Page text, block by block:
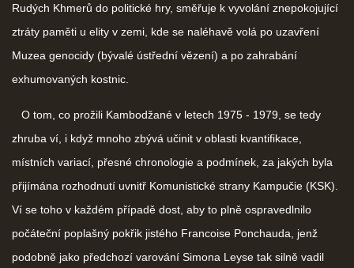
Rudých Khmerů do politické hry, směřuje k vyvolání znepokojující
ztráty paměti u elity v zemi, kde se naléhavě volá po uzavření
Muzea genocidy (bývalé ústřední vězení) a po zahrabání
exhumovaných kostnic.
O tom, co prožili Kambodžané v letech 1975 - 1979, se tedy
zhruba ví, i když mnoho zbývá učinit v oblasti kvantifikace,
místních variací, přesné chronologie a podmínek, za jakých byla
přijímána rozhodnutí uvnitř Komunistické strany Kampučie (KSK).
Ví se toho v každém případě dost, aby to plně ospravedlnilo
počáteční poplašný pokřik jistého Francoise Ponchauda, jenž
podobně jako předchozí varování Simona Leyse tak silně vadil